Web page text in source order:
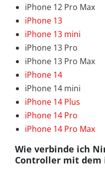
iPhone 12 Pro Max
iPhone 13
iPhone 13 mini
iPhone 13 Pro
iPhone 13 Pro Max
iPhone 14
iPhone 14 mini
iPhone 14 Plus
iPhone 14 Pro
iPhone 14 Pro Max
Wie verbinde ich
Controller mit dem